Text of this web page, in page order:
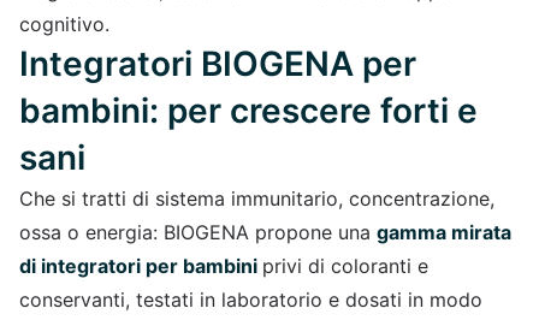
cognitivo.
Integratori BIOGENA per
bambini: per crescere forti e
sani
Che si tratti di sistema immunitario, concentrazione,
ossa o energia: BIOGENA propone una gamma mirata
di integratori per bambini privi di coloranti e
conservanti, testati in laboratorio e dosati in modo